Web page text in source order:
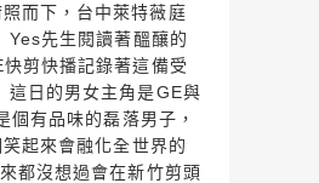
而下，台中萊特薇庭
Yes先生閱讀著醞釀的
剪快播記錄著這備受
這日的男女主角是GE與
個有品味的磊落男子，
起來會融化全世界的
都沒想過會在新竹剪頭